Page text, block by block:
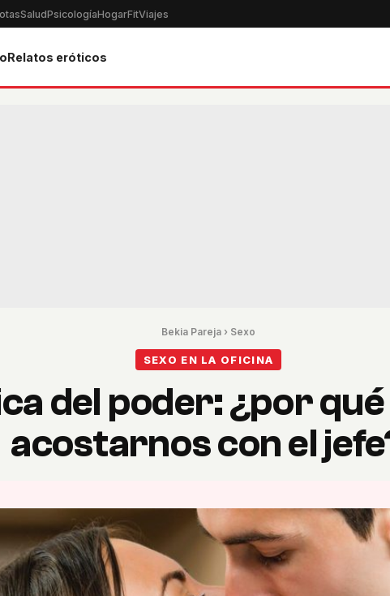
SaludPsicologíaHogarFitViajes
Relatos eróticos
Bekia Pareja › Sexo
SEXO EN LA OFICINA
del poder: ¿por
acostarnos con el